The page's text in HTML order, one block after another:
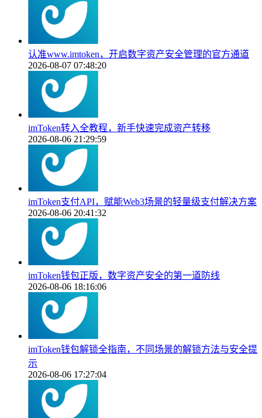
认准www.imtoken，开启数字资产安全管理的官方通道
2026-08-07 07:48:20
imToken转入全教程，新手快速完成资产转移
2026-08-06 21:29:59
imToken支付API，赋能Web3场景的轻量级支付解决方案
2026-08-06 20:41:32
imToken钱包正版，数字资产安全的第一道防线
2026-08-06 18:16:06
imToken钱包解锁全指南，不同场景的解锁方法与安全提
示
2026-08-06 17:27:04